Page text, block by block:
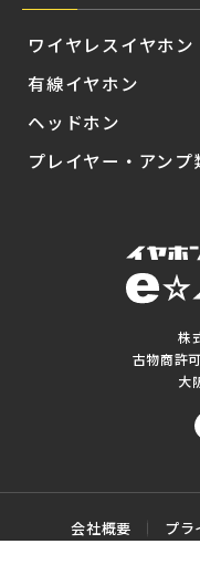
株
古物商許
大
ワイヤレスイヤホン
有線イヤホン
ヘッドホン
プレイヤー・アンプ
会社概要 プラ